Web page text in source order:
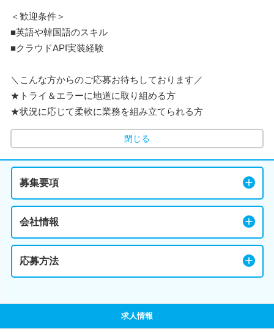
＜歓迎条件＞
■英語や韓国語のスキル
■クラウドAPI実装経験
＼こんな方からのご応募お待ちしております／
★トライ＆エラーに地道に取り組める方
★状況に応じて柔軟に業務を組み立てられる方
閉じる
募集要項
会社情報
応募方法
求人情報